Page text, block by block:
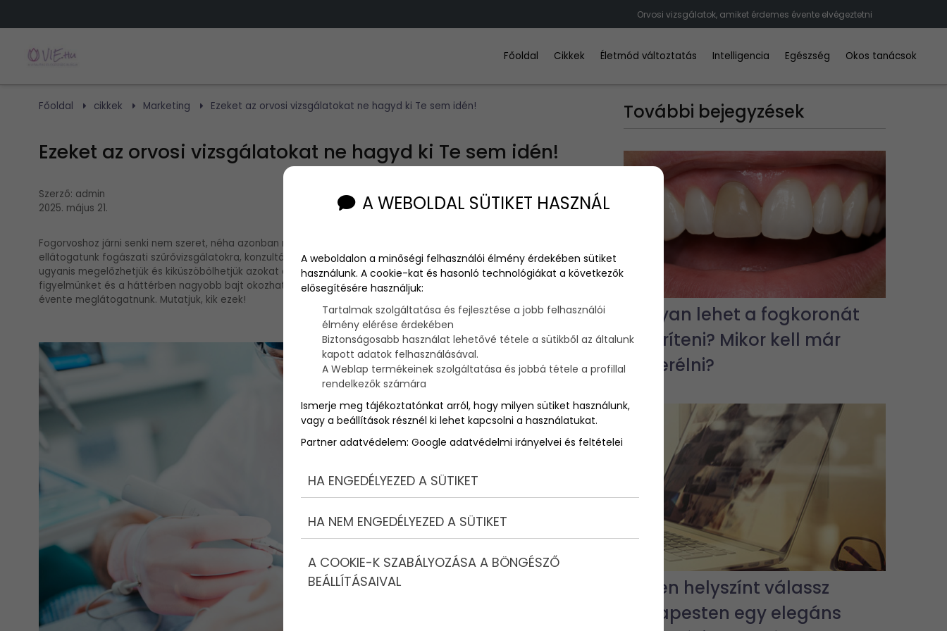
Orvosi vizsgálatok, amiket érdemes évente elvégeztetni
Főoldal Cikkek Életmód változtatás Intelligencia Egészség Okos tanácsok
Főoldal cikkek Marketing Ezeket az orvosi vizsgálatokat ne hagyd ki Te sem idén!
Ezeket az orvosi vizsgálatokat ne hagyd ki Te sem idén!
Szerző: admin
2025. május 21.
Fogorvoshoz járni senki nem szeret, néha azonban mégis muszáj. A legegyszerűbb és legkifizetődőbb, ha évente
ellátogatunk fogászati szűrővizsgálatokra, konzultálunk orvosunkkal, aki felállíthatja az aktuális diagnózist. Ezzel
ugyanis megelőzhetjük és kiküszöbölhetjük azokat a betegségeket, amelyek egyébként könnyedén elkerülhetnék
figyelmünket és a háttérben nagyobb bajt okozhatnának. A fogorvos mellett van még néhány orvos, akit érdemes
évente meglátogatnunk. Mutatjuk, kik ezek!
További bejegyzések
Hogyan lehet a fogkoronát
fehéríteni? Mikor kell már
lecserélni?
Milyen helyszínt válassz
Budapesten egy elegáns
A WEBOLDAL SÜTIKET HASZNÁL
A weboldalon a minőségi felhasználói élmény érdekében sütiket
használunk. A cookie-kat és hasonló technológiákat a következők
elősegítésére használjuk:
Tartalmak szolgáltatása és fejlesztése a jobb felhasználói
élmény elérése érdekében
Biztonságosabb használat lehetővé tétele a sütikből az általunk
kapott adatok felhasználásával.
A Weblap termékeinek szolgáltatása és jobbá tétele a profillal
rendelkezők számára
Ismerje meg tájékoztatónkat arról, hogy milyen sütiket használunk,
vagy a beállítások résznél ki lehet kapcsolni a használatukat.
Partner adatvédelem: Google adatvédelmi irányelvei és feltételei
HA ENGEDÉLYEZED A SÜTIKET
HA NEM ENGEDÉLYEZED A SÜTIKET
A COOKIE-K SZABÁLYOZÁSA A BÖNGÉSZŐ
BEÁLLÍTÁSAIVAL